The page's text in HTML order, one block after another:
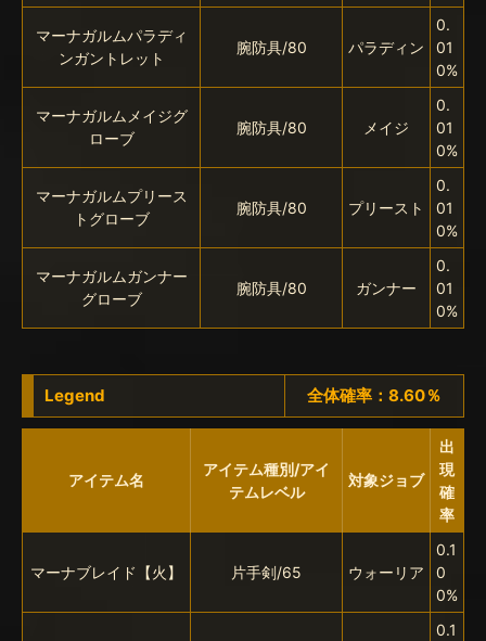
マーナガルムパラディ
ンガントレット
腕防具/80 パラディン
0.
01
0%
マーナガルムメイジグ
ローブ
腕防具/80 メイジ
0.
01
0%
マーナガルムプリース
トグローブ
腕防具/80 プリースト
0.
01
0%
マーナガルムガンナー
グローブ
腕防具/80 ガンナー
0.
01
0%
Legend 全体確率：8.60％
アイテム名
アイテム種別/アイ
テムレベル
対象ジョブ
出
現
確
率
マーナブレイド【火】 片手剣/65 ウォーリア
0.1
0
0%
0.1